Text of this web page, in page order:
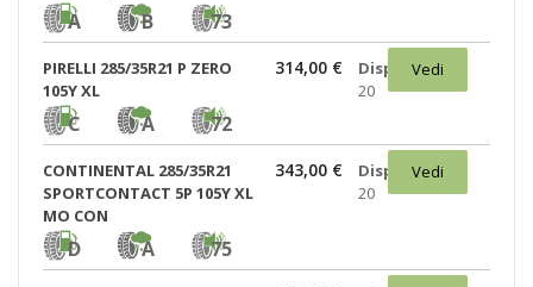
A B 73
PIRELLI 285/35R21 P ZERO
105Y XL
C A 72
314,00 €
Disponibili:
20
Vedi
CONTINENTAL 285/35R21
SPORTCONTACT 5P 105Y XL
MO CON
D A 75
343,00 €
Disponibili:
20
Vedi